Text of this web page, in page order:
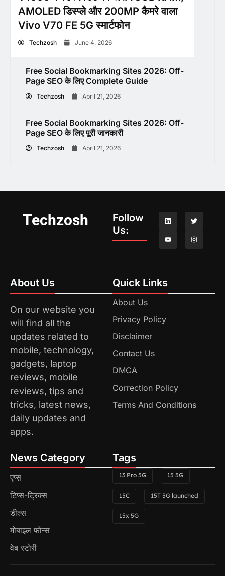
AMOLED डिस्प्ले और 200MP कैमरे वाला
Vivo V70 FE 5G स्मार्टफोन
Techzosh June 4, 2026
Free Social Bookmarking Sites 2026: Off-
Page SEO के लिए Complete Guide
Techzosh April 21, 2026
Free Social Bookmarking Sites 2026: Off-
Page SEO के लिए पूरी जानकारी
Techzosh April 21, 2026
Techzosh
Follow
Us:
About Us
On our website you
will find all the
updates related to
mobile, technology,
gadgets, laptop
reviews, mobile
reviews, tips and
tricks, latest news,
daily updates and
apps.
Quick Links
About Us
Privacy Policy
Disclaimer
Contact Us
DMCA
Correction Policy
Terms And Conditions
News Category
एप्स
टिप्स-ट्रिक्स
डील्स
मोबाइल फोन्स
वेब स्टोरी
Tags
13 Pro 5G 15 5G
15C 15T 5G launched
15x 5G